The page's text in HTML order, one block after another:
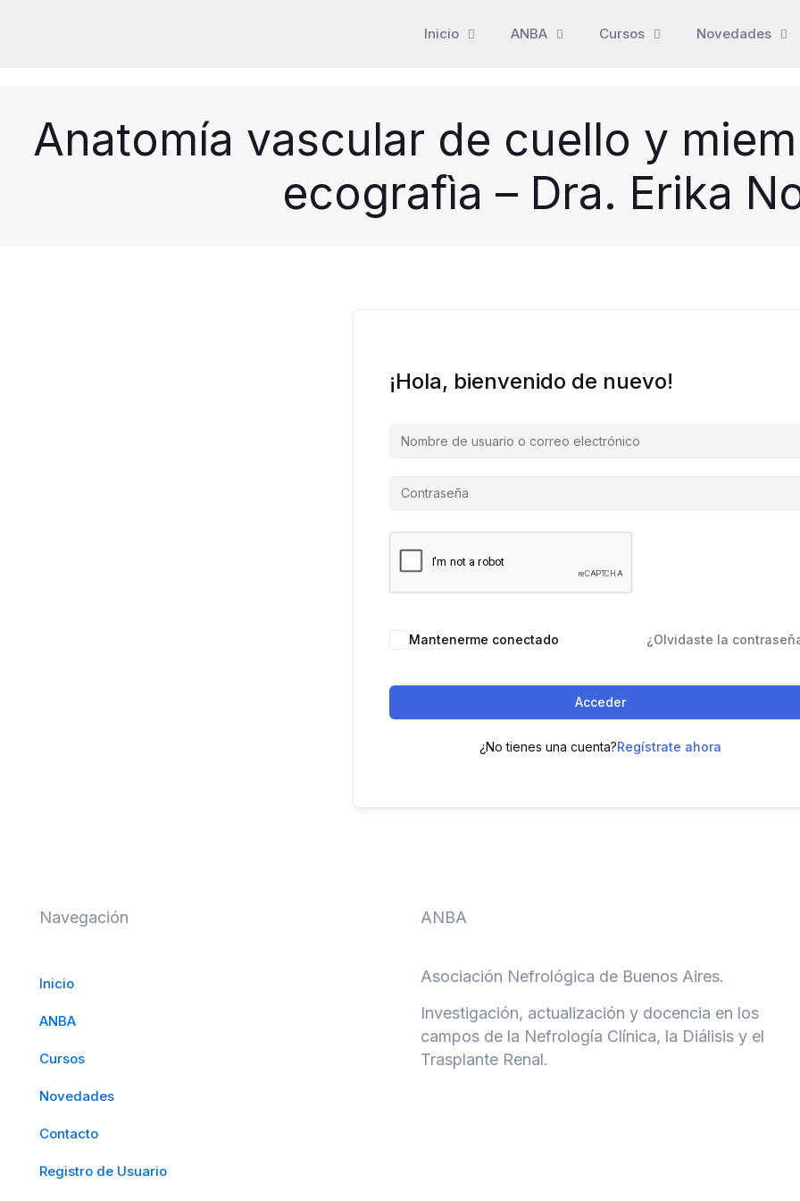
Inicio ANBA Cursos Novedades
Anatomía vascular de cuello y
ecografìa – Dra. Erika
¡Hola, bienvenido de nuevo!
Mantenerme conectado ¿Olvidaste la
Acceder
¿No tienes una cuenta?Regístrate ahora
Navegación
Inicio
ANBA
Cursos
Novedades
Contacto
Registro de Usuario
ANBA
Asociación Nefrológica de Buenos Aires.
Investigación, actualización y docencia en los
campos de la Nefrología Clínica, la Diálisis y el
Trasplante Renal.